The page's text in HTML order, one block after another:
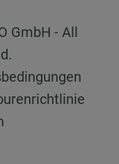
GmbH - All